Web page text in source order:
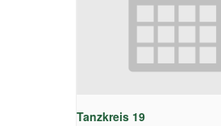
Tanzkreis 19